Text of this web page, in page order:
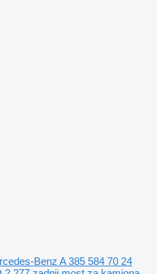
Benz A 385 584 70 24